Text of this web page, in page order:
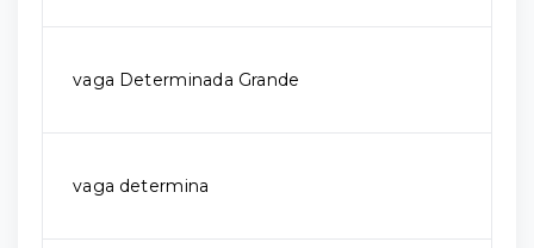
vaga Determinada Grande
vaga determina